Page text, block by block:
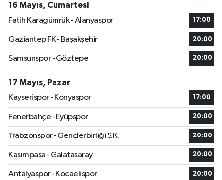
16 Mayıs, Cumartesi
Fatih Karagümrük - Alanyaspor
17:00
Gaziantep FK - Başakşehir 20:00
Samsunspor - Göztepe 20:00
17 Mayıs, Pazar
Kayserispor - Konyaspor
17:00
Fenerbahçe - Eyüpspor 20:00
Trabzonspor - Gençlerbirliği S.K. 20:00
Kasımpaşa - Galatasaray 20:00
Antalyaspor - Kocaelispor 20:00